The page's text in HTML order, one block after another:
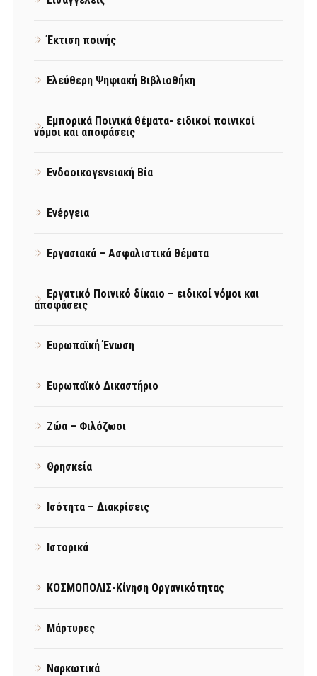
Έκτιση ποινής
Ελεύθερη Ψηφιακή Βιβλιοθήκη
Εμπορικά Ποινικά θέματα- ειδικοί ποινικοί
νόμοι και αποφάσεις
Ενδοοικογενειακή Βία
Ενέργεια
Εργασιακά – Ασφαλιστικά θέματα
Εργατικό Ποινικό δίκαιο – ειδικοί νόμοι και
αποφάσεις
Ευρωπαϊκή Ένωση
Ευρωπαϊκό Δικαστήριο
Ζώα – Φιλόζωοι
Θρησκεία
Ισότητα – Διακρίσεις
Ιστορικά
ΚΟΣΜΟΠΟΛΙΣ-Κίνηση Οργανικότητας
Μάρτυρες
Ναρκωτικά